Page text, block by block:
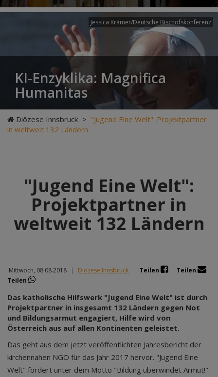
Jessica Krämer/Deutsche Bischofskonferenz
KI-Enzyklika: Magnifica
Humanitas
Diözese Innsbruck > "Jugend Eine Welt": Projektpartner
in weltweit 132 Ländern
"Jugend Eine Welt":
Projektpartner in
weltweit 132 Ländern
Mittwoch, 08.08.2018 | Diözese Innsbruck | Teilen
Teilen
Teilen
Das katholische Hilfswerk "Jugend Eine Welt" ist durch
Projektpartner in insgesamt 132 Ländern gegen Not
und Bildungsarmut engagiert, Hilfe wird von
Österreich aus auf allen Kontinenten geleistet.
Das geht aus dem jetzt veröffentlichten Jahresbericht der
kirchennahen NGO für das Jahr 2017 hervor. "Jugend Eine
Welt" fördert unter dem Motto "Bildung überwindet Armut!"